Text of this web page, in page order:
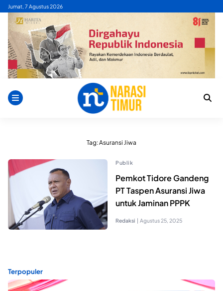
Skip
content
Jumat, 7 Agustus 2026
Tag:Asuransi Jiwa
Publik
Pemkot Tidore Gandeng
PT Taspen Asuransi Jiwa
untuk Jaminan PPPK
Redaksi | Agustus 25, 2025
Terpopuler